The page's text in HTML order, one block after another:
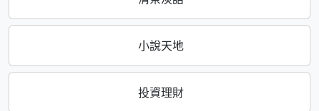
小說天地
投資理財